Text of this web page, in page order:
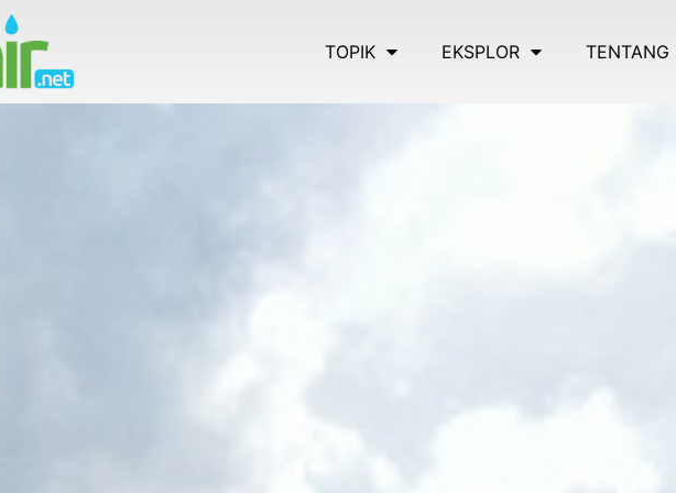
TOPIK EKSPLOR TENTANG